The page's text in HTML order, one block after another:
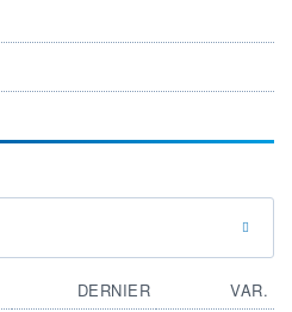
DERNIER
VAR.